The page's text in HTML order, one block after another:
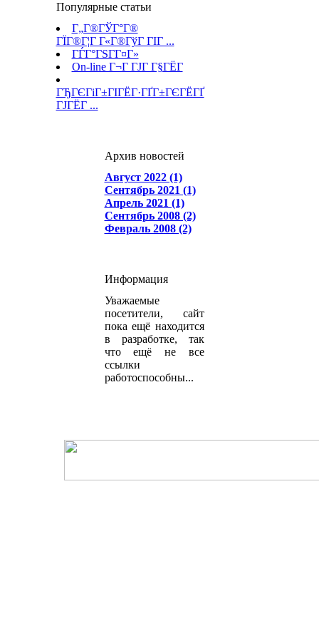
Популярные статьи
Г„Г®ГЎГ°Г®
ГЇГ®Г¦Г Г«Г®ГўГ ГІГ ...
ГЃГ°ГЅГ­Г¤Г»
On-line Г¬Г ГЈГ Г§ГЁГ­
ГЂГЄГіГ±ГІГЁГ·ГҐГ±ГЄГЁГҐ
ГЈГЁГ ...
Архив новостей
Август 2022 (1)
Сентябрь 2021 (1)
Апрель 2021 (1)
Сентябрь 2008 (2)
Февраль 2008 (2)
Информация
Уважаемые
посетители, сайт
пока ещё находится
в разработке, так
что ещё не все
ссылки
работоспособны...